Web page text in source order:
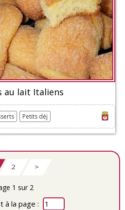
au lait Italiens
Petits déj
2 >
1 sur 2
à la page :